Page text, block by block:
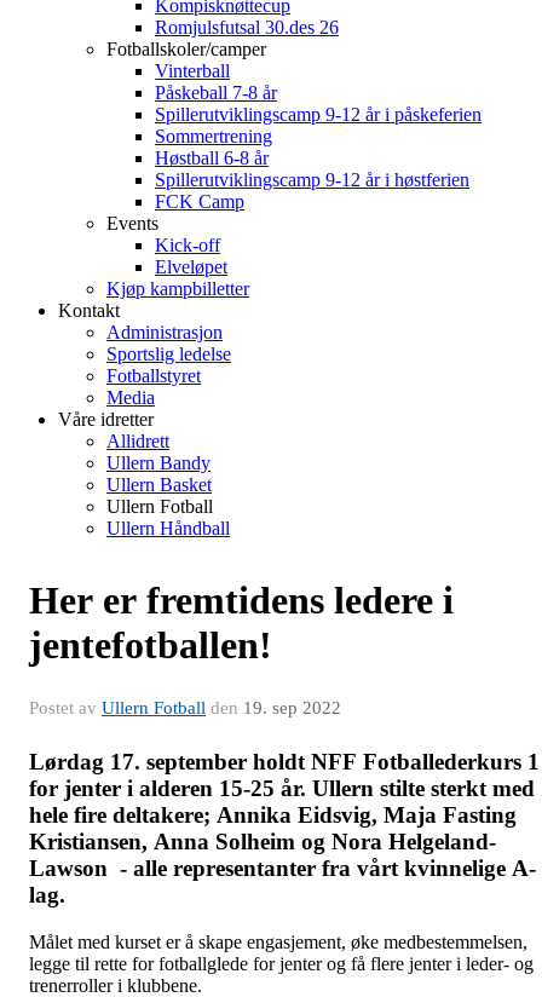
Kompisknøttecup
Romjulsfutsal 30.des 26
Fotballskoler/camper
Vinterball
Påskeball 7-8 år
Spillerutviklingscamp 9-12 år i påskeferien
Sommertrening
Høstball 6-8 år
Spillerutviklingscamp 9-12 år i høstferien
FCK Camp
Events
Kick-off
Elveløpet
Kjøp kampbilletter
Kontakt
Administrasjon
Sportslig ledelse
Fotballstyret
Media
Våre idretter
Allidrett
Ullern Bandy
Ullern Basket
Ullern Fotball
Ullern Håndball
Her er fremtidens ledere i
jentefotballen!
Postet av Ullern Fotball den 19. sep 2022
Lørdag 17. september holdt NFF Fotballederkurs 1
for jenter i alderen 15-25 år. Ullern stilte sterkt med
hele fire deltakere; Annika Eidsvig, Maja Fasting
Kristiansen, Anna Solheim og Nora Helgeland-
Lawson - alle representanter fra vårt kvinnelige A-
lag.
Målet med kurset er å skape engasjement, øke medbestemmelsen,
legge til rette for fotballglede for jenter og få flere jenter i leder- og
trenerroller i klubbene.